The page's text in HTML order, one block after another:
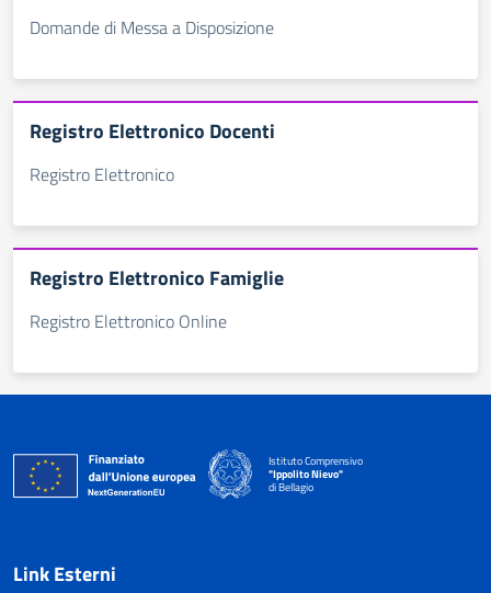
Domande di Messa a Disposizione
Registro Elettronico Docenti
Registro Elettronico
Registro Elettronico Famiglie
Registro Elettronico Online
Istituto Comprensivo
"Ippolito Nievo"
di Bellagio
— Visita la pagina iniziale della scuola
Link Esterni